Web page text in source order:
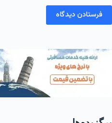
فرستادن دیدگاه